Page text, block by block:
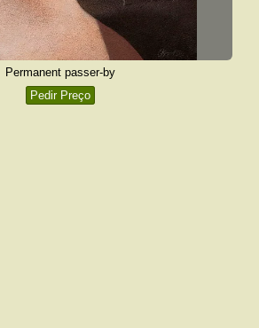
Permanent passer-by
Pedir Preço